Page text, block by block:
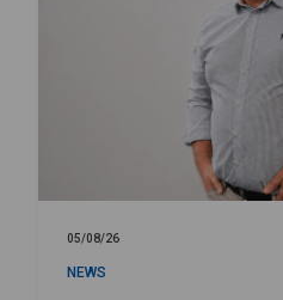
05/08/26
NEWS